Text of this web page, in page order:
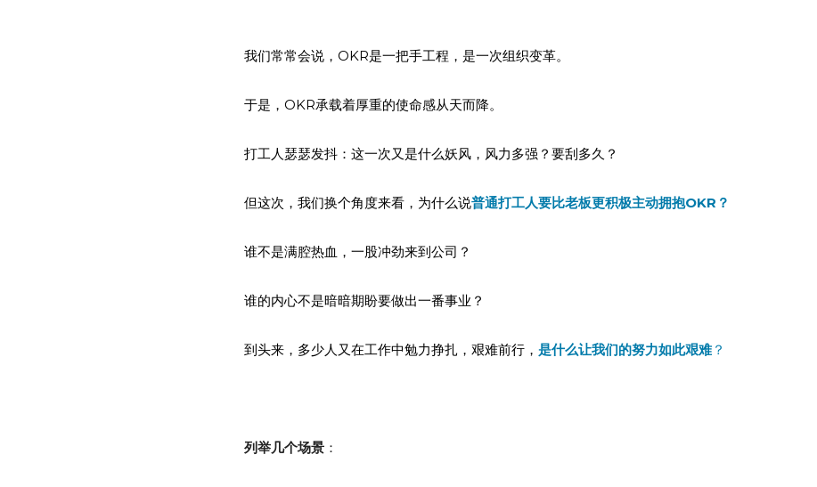
我们常常会说，OKR是一把手工程，是一次组织变革。
于是，OKR承载着厚重的使命感从天而降。
打工人瑟瑟发抖：这一次又是什么妖风，风力多强？要刮多久？
但这次，我们换个角度来看，为什么说普通打工人要比老板更积极主动拥抱OKR？
谁不是满腔热血，一股冲劲来到公司？
谁的内心不是暗暗期盼要做出一番事业？
到头来，多少人又在工作中勉力挣扎，艰难前行， 是什么让我们的努力如此艰难 ？
列举几个场景 ：